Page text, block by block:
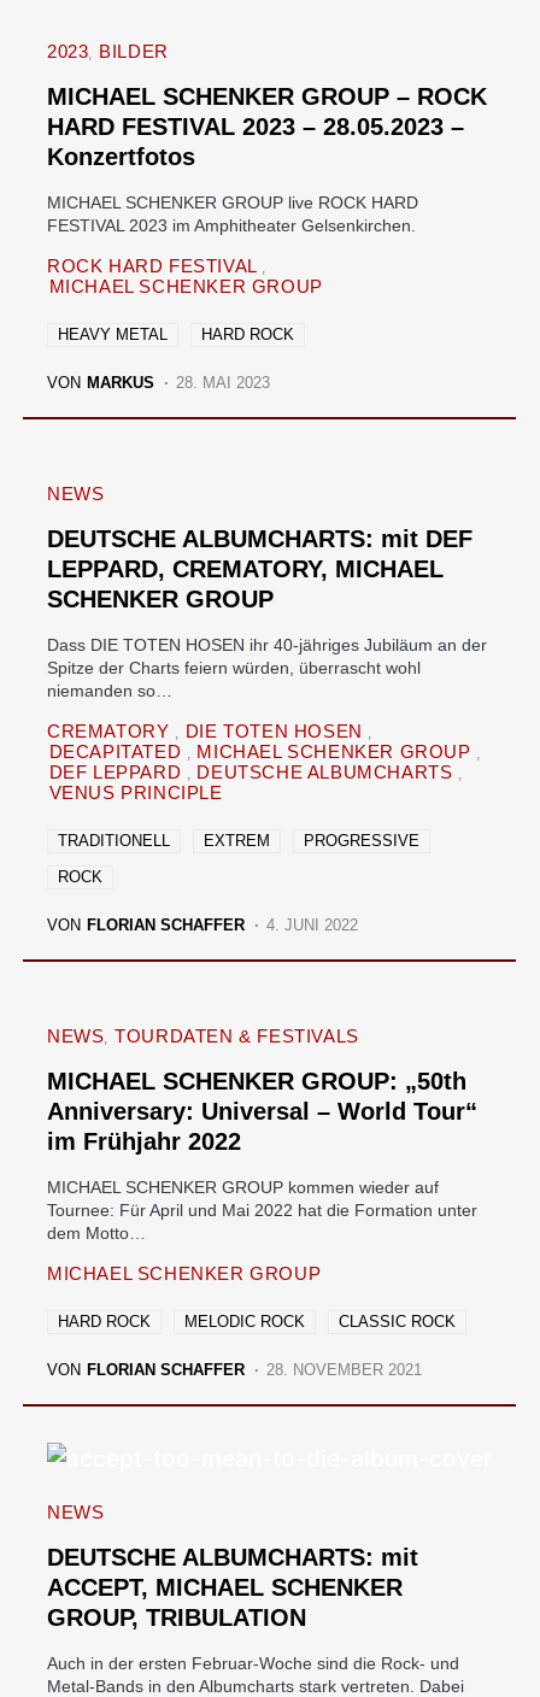
2023 BILDER
MICHAEL SCHENKER GROUP – ROCK
HARD FESTIVAL 2023 – 28.05.2023 –
Konzertfotos
MICHAEL SCHENKER GROUP live ROCK HARD
FESTIVAL 2023 im Amphitheater Gelsenkirchen.
ROCK HARD FESTIVAL
MICHAEL SCHENKER GROUP
HEAVY METAL HARD ROCK
VON MARKUS 28. MAI 2023
NEWS
DEUTSCHE ALBUMCHARTS: mit DEF
LEPPARD, CREMATORY, MICHAEL
SCHENKER GROUP
Dass DIE TOTEN HOSEN ihr 40-jähriges Jubiläum an der
Spitze der Charts feiern würden, überrascht wohl
niemanden so…
CREMATORY
DIE TOTEN HOSEN
DECAPITATED
MICHAEL SCHENKER GROUP
DEF LEPPARD
DEUTSCHE ALBUMCHARTS
VENUS PRINCIPLE
TRADITIONELL EXTREM
PROGRESSIVE
ROCK
VON FLORIAN SCHAFFER 4. JUNI 2022
NEWS TOURDATEN & FESTIVALS
MICHAEL SCHENKER GROUP: „50th
Anniversary: Universal – World Tour“
im Frühjahr 2022
MICHAEL SCHENKER GROUP kommen wieder auf
Tournee: Für April und Mai 2022 hat die Formation unter
dem Motto…
MICHAEL SCHENKER GROUP
HARD ROCK MELODIC ROCK CLASSIC ROCK
VON FLORIAN SCHAFFER 28. NOVEMBER 2021
NEWS
DEUTSCHE ALBUMCHARTS: mit
ACCEPT, MICHAEL SCHENKER
GROUP, TRIBULATION
Auch in der ersten Februar-Woche sind die Rock- und
Metal-Bands in den Albumcharts stark vertreten. Dabei